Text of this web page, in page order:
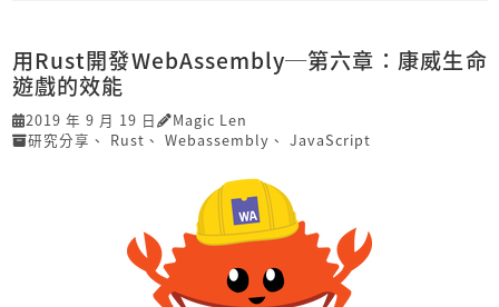
用Rust開發Web­Assembly─第六章：康威生命
遊戲的效能
2019 年 9 月 19 日
Magic Len
研究分享 、 Rust 、 Webassembly 、 JavaScript